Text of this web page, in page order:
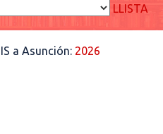
LLISTA
a Asunción: 2026